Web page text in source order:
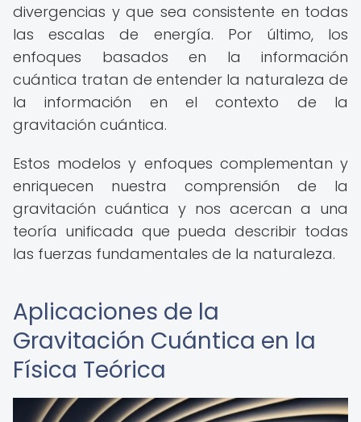
divergencias y que sea consistente en todas
las escalas de energía. Por último, los
enfoques basados en la información
cuántica tratan de entender la naturaleza de
la información en el contexto de la
gravitación cuántica.
Estos modelos y enfoques complementan y
enriquecen nuestra comprensión de la
gravitación cuántica y nos acercan a una
teoría unificada que pueda describir todas
las fuerzas fundamentales de la naturaleza.
Aplicaciones de la
Gravitación Cuántica en la
Física Teórica